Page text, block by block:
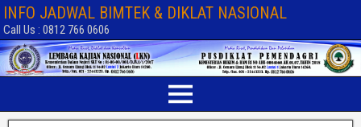
INFO JADWAL BIMTEK & DIKLAT NASIONAL
Call Us : 0812 766 0606